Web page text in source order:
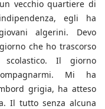
vecchio quartiere di
egli ha
algerini. Devo
che ho trascorso
scolastico. Il giorno
Mi ha
grigia, ha atteso
Il tutto senza alcuna